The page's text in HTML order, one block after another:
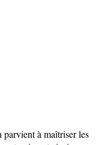
à maîtriser les